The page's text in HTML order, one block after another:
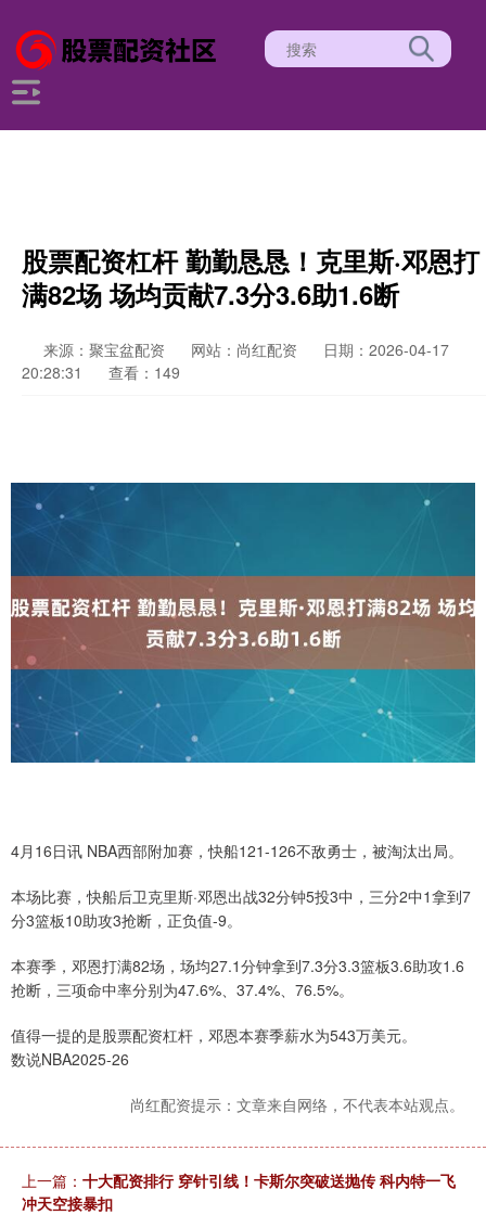
股票配资杠杆 勤勤恳恳！克里斯·邓恩打
满82场 场均贡献7.3分3.6助1.6断
来源：聚宝盆配资 网站：尚红配资
日期：2026-04-17
20:28:31
查看：149
4月16日讯 NBA西部附加赛，快船121-126不敌勇士，被淘汰出局。
本场比赛，快船后卫克里斯·邓恩出战32分钟5投3中，三分2中1拿到7
分3篮板10助攻3抢断，正负值-9。
本赛季，邓恩打满82场，场均27.1分钟拿到7.3分3.3篮板3.6助攻1.6
抢断，三项命中率分别为47.6%、37.4%、76.5%。
值得一提的是股票配资杠杆，邓恩本赛季薪水为543万美元。
数说NBA2025-26
尚红配资提示：文章来自网络，不代表本站观点。
上一篇： 十大配资排行 穿针引线！卡斯尔突破送抛传 科内特一飞
冲天空接暴扣